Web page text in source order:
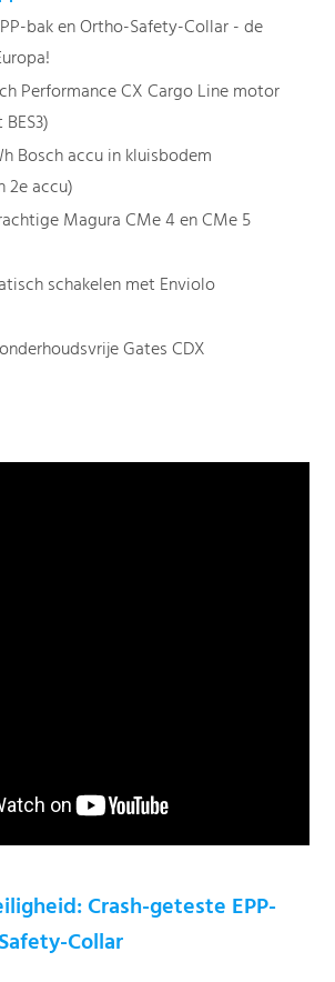
bak en Ortho-Safety-Collar - de
Performance CX Cargo Line motor
Bosch accu in kluisbodem
2e accu)
Magura CMe 4 en CMe 5
schakelen met Enviolo
Gates CDX
Crash-geteste EPP-
Collar